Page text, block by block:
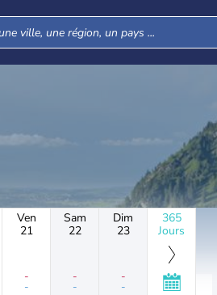
Ven
21
-
-
Sam
22
-
-
Dim
23
-
-
365
Jours